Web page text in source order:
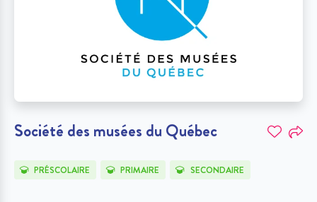
Société des musées du Québec
PRÉSCOLAIRE PRIMAIRE SECONDAIRE